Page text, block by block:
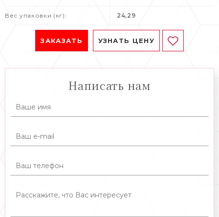
Вес упаковки (кг): 24,29
ЗАКАЗАТЬ УЗНАТЬ ЦЕНУ
Написать нам